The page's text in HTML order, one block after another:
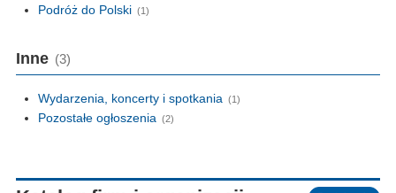
Podróż do Polski (1)
Inne (3)
Wydarzenia, koncerty i spotkania (1)
Pozostałe ogłoszenia (2)